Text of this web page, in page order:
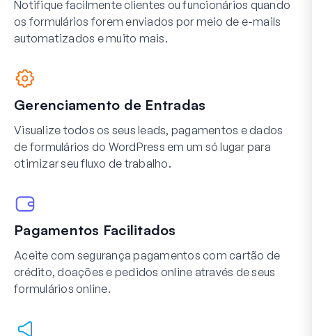
Notifique facilmente clientes ou funcionários quando
os formulários forem enviados por meio de e-mails
automatizados e muito mais.
Gerenciamento de Entradas
Visualize todos os seus leads, pagamentos e dados
de formulários do WordPress em um só lugar para
otimizar seu fluxo de trabalho.
Pagamentos Facilitados
Aceite com segurança pagamentos com cartão de
crédito, doações e pedidos online através de seus
formulários online.